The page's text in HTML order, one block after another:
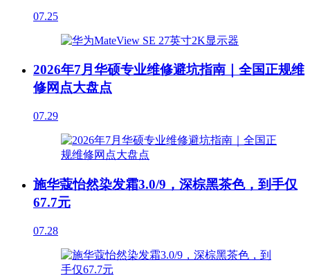
07.25
2026年7月华硕专业维修避坑指南｜全国正规维
修网点大盘点
07.29
施华蔻怡然染发霜3.0/9，深棕黑茶色，到手仅
67.7元
07.28